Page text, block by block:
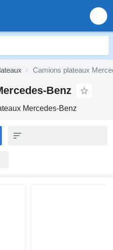
Camions plateaux
Benz
Mercedes-Benz